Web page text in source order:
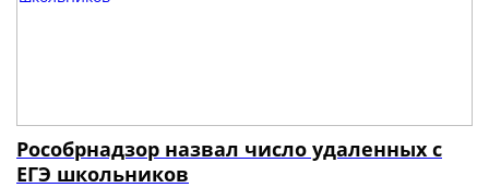
Рособрнадзор назвал число удаленных с
ЕГЭ школьников